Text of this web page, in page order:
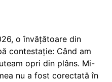
o învățătoare din
contestație: Când am
opri din plâns. Mi-
nu a fost corectată în